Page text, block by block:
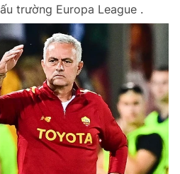
trường Europa League .